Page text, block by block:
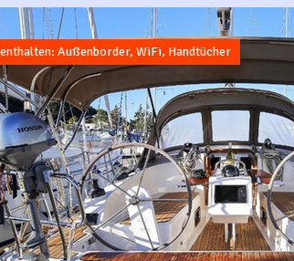
Außenborder, WiFi, Handtücher